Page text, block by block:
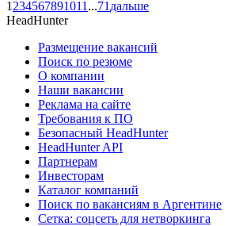
1 234567891011 ...71 дальше
HeadHunter
Размещение вакансий
Поиск по резюме
О компании
Наши вакансии
Реклама на сайте
Требования к ПО
Безопасный HeadHunter
HeadHunter API
Партнерам
Инвесторам
Каталог компаний
Поиск по вакансиям в Аргентине
Сетка: соцсеть для нетворкинга